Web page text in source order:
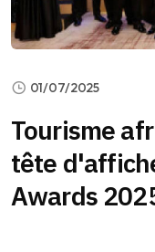
01/07/2025
Tourisme
tête
Awards